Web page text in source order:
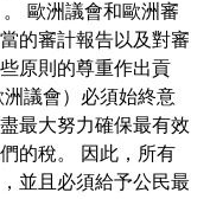
歐洲議會和歐洲審
的審計報告以及對審
原則的尊重作出貢
議會）必須始終意
最大努力確保最有效
的稅。 因此，所有
並且必須給予公民最